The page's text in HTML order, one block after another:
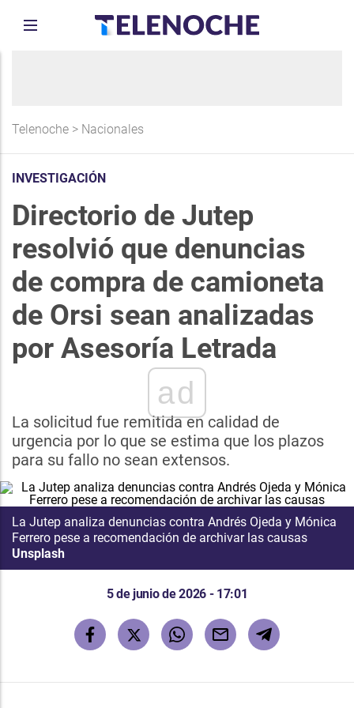
Telenoche > Nacionales
INVESTIGACIÓN
Directorio de Jutep
resolvió que denuncias
de compra de camioneta
de Orsi sean analizadas
por Asesoría Letrada
ad
La solicitud fue remitida en calidad de
urgencia por lo que se estima que los plazos
para su fallo no sean extensos.
La Jutep analiza denuncias contra Andrés Ojeda y Mónica
Ferrero pese a recomendación de archivar las causas
Unsplash
5 de junio de 2026 - 17:01